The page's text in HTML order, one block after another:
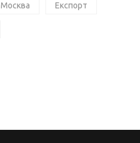
Москва Експорт